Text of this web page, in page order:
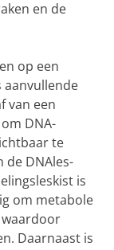
en de
op een
aanvullende
van een
DNA-
te
de DNAles-
is
om metabole
Daarnaast is